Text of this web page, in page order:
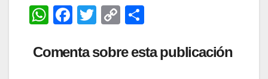
W
at
F
c
T
tt
C
p
m
Comenta sobre esta publicación